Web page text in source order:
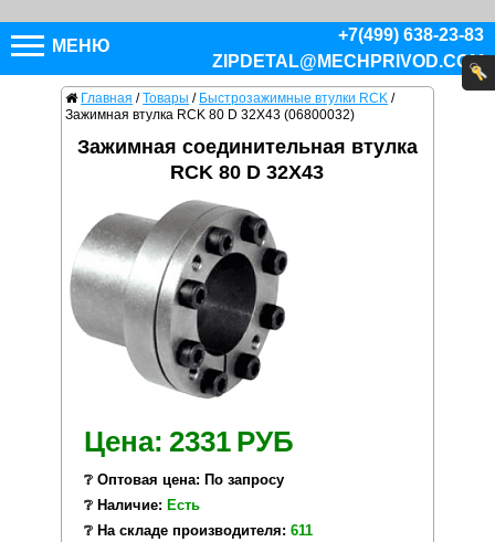
МЕНЮ
+7(499) 638-23-83
ZIPDETAL@MECHPRIVOD.COM
Главная / Товары / Быстрозажимные втулки RCK /
Зажимная втулка RCK 80 D 32X43 (06800032)
Зажимная соединительная втулка
RCK 80 D 32X43
Цена: 2331 РУБ
❔ Оптовая цена: По запросу
❔ Наличие: Есть
❔ На складе производителя: 611